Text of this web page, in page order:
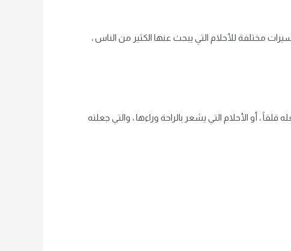
مختلفة للأحلام التي يبحث عنها الكثير من الناس ،
، أو الأحلام التي يشعر بالراحة وراءها ، والتي جعلته